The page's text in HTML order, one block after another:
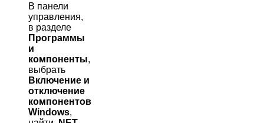
В панели
управления,
в разделе
Программы
и
компоненты,
выбрать
Включение и
отключение
компонентов
Windows,